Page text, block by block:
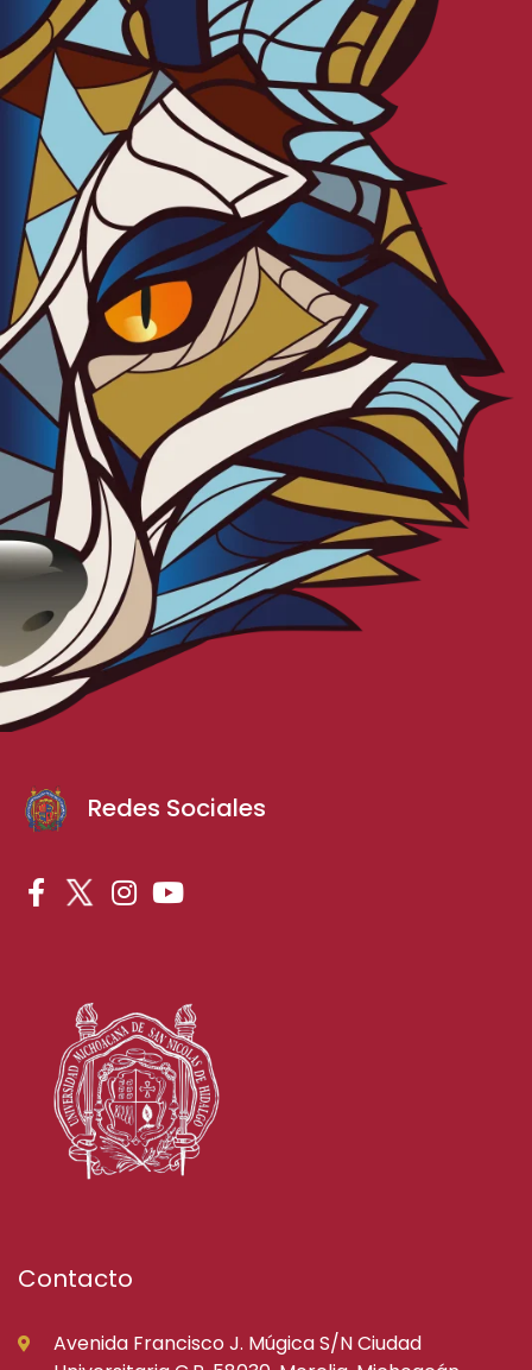
Redes Sociales
Contacto
Avenida Francisco J. Múgica S/N Ciudad